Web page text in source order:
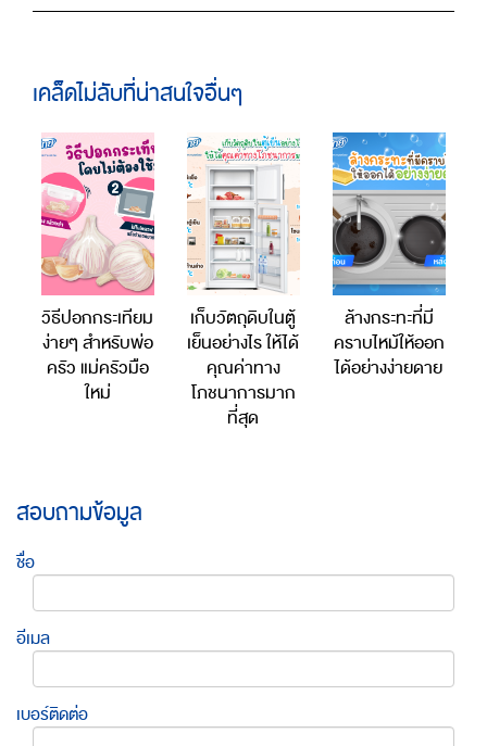
เคล็ดไม่ลับที่น่าสนใจอื่นๆ
วิธีปอกกระเทียม
ง่ายๆ สำหรับพ่อ
ครัว แม่ครัวมือ
ใหม่
เก็บวัตถุดิบในตู้
เย็นอย่างไร ให้ได้
คุณค่าทาง
โภชนาการมาก
ที่สุด
ล้างกระทะที่มี
คราบไหม้ให้ออก
ได้อย่างง่ายดาย
สอบถามข้อมูล
ชื่อ
อีเมล
เบอร์ติดต่อ